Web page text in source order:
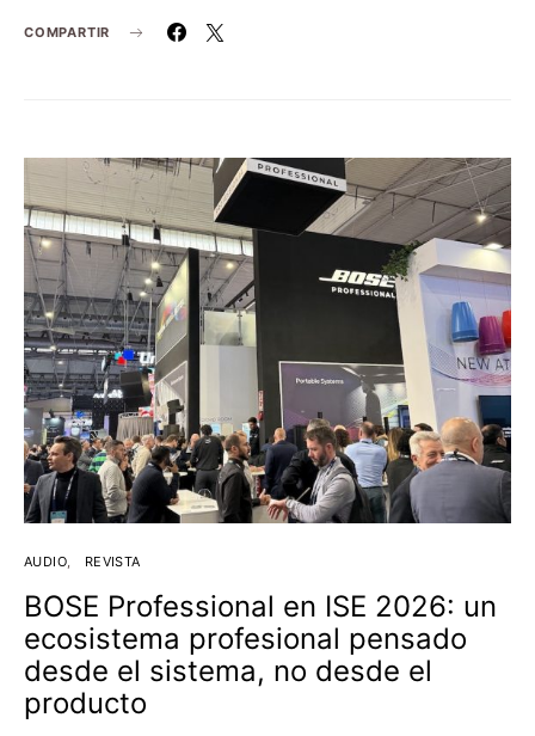
COMPARTIR
AUDIO REVISTA
BOSE Professional en ISE 2026: un
ecosistema profesional pensado
desde el sistema, no desde el
producto